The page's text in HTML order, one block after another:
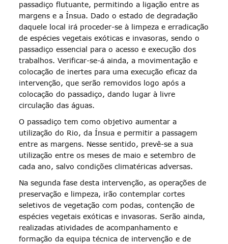
passadiço flutuante, permitindo a ligação entre as
margens e a Ínsua. Dado o estado de degradação
daquele local irá proceder-se à limpeza e erradicação
de espécies vegetais exóticas e invasoras, sendo o
passadiço essencial para o acesso e execução dos
trabalhos. Verificar-se-á ainda, a movimentação e
colocação de inertes para uma execução eficaz da
intervenção, que serão removidos logo após a
colocação do passadiço, dando lugar à livre
circulação das águas.
O passadiço tem como objetivo aumentar a
utilização do Rio, da Ínsua e permitir a passagem
entre as margens. Nesse sentido, prevê-se a sua
utilização entre os meses de maio e setembro de
cada ano, salvo condições climatéricas adversas.
Na segunda fase desta intervenção, as operações de
preservação e limpeza, irão contemplar cortes
seletivos de vegetação com podas, contenção de
espécies vegetais exóticas e invasoras. Serão ainda,
realizadas atividades de acompanhamento e
formação da equipa técnica de intervenção e de